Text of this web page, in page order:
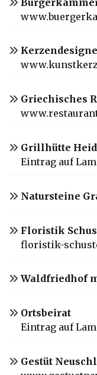
Griechisches
Grillhütte
Eintrag auf
Natursteine
Floristik
floristik-
Waldfriedhof
Ortsbeirat
Eintrag auf
Gestüt